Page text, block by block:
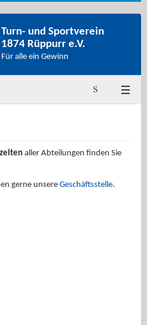
Turn- und Sportverein
1874 Rüppurr e.V.
Für alle ein Gewinn
aller Abteilungen finden Sie
gerne unsere Geschäftsstelle.